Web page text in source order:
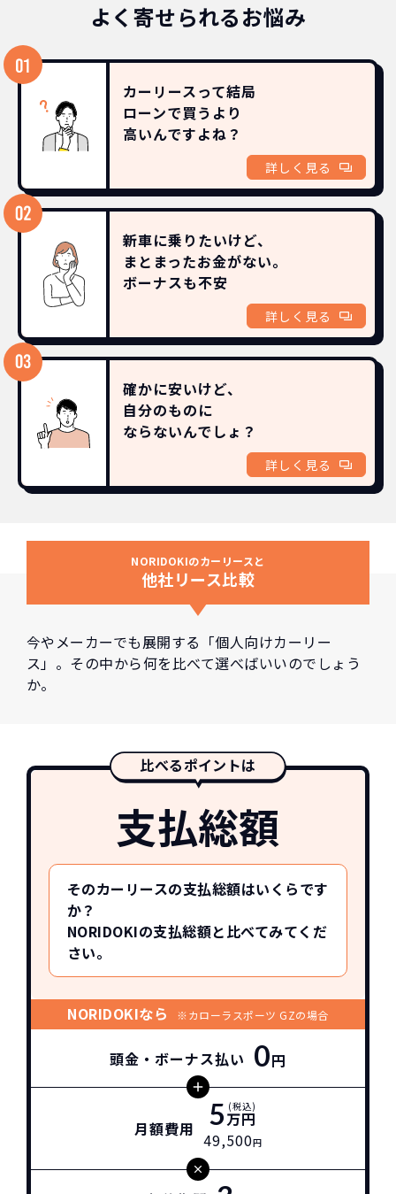
よく寄せられるお悩み
カーリースって結局
ローンで買うより
高いんですよね？
詳しく見る
新車に乗りたいけど、
まとまったお金がない。
ボーナスも不安
詳しく見る
確かに安いけど、
自分のものに
ならないんでしょ？
詳しく見る
NORIDOKIのカーリースと
他社リース比較
今やメーカーでも展開する「個人向けカーリー
ス」。その中から何を比べて選べばいいのでしょう
か。
比べるポイントは
支払総額
そのカーリースの支払総額はいくらです
か？
NORIDOKIの支払総額と比べてみてくだ
さい。
NORIDOKIなら ※カローラスポーツ GZの場合
頭金・ボーナス払い 0円
月額費用 5万円
(税込)
49,500円